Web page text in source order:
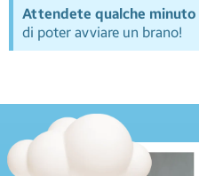
Attendete qualche minuto
di poter avviare un brano!